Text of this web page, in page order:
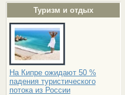
Туризм и отдых
На Кипре ожидают 50 %
падения туристического
потока из России